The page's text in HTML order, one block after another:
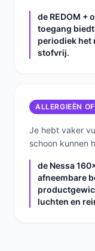
de REDOM +
toegang
periodiek het
stofvrij.
ALLERGIEËN
Je hebt vaker
schoon kunnen
de Nessa
afneembare
luchten en